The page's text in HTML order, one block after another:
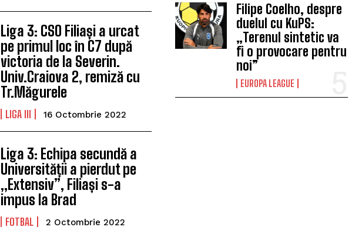
Liga 3: CSO Filiași a urcat
pe primul loc în C7 după
victoria de la Severin.
Univ.Craiova 2, remiză cu
Tr.Măgurele
LIGA III 16 Octombrie 2022
Liga 3: Echipa secundă a
Universității a pierdut pe
„Extensiv”, Filiași s-a
impus la Brad
FOTBAL 2 Octombrie 2022
Filipe Coelho, despre
duelul cu KuPS:
„Terenul sintetic va
fi o provocare pentru
noi”
EUROPA LEAGUE